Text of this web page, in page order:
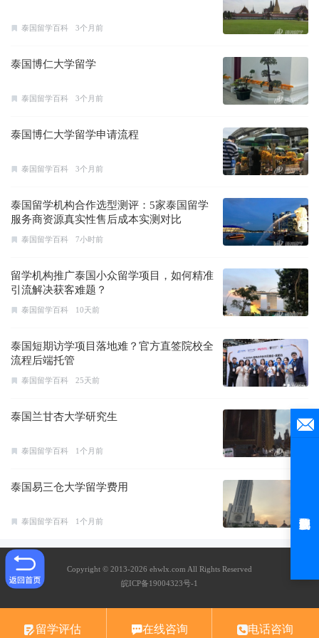
泰国留学百科 3个月前
泰国博仁大学留学
泰国留学百科 3个月前
泰国博仁大学留学申请流程
泰国留学百科 3个月前
泰国留学机构合作选型测评：5家泰国留学
服务商资源真实性售后成本实测对比
泰国留学百科 7小时前
留学机构推广泰国小众留学项目，如何精准
引流解决获客难题？
泰国留学百科 10天前
泰国短期访学项目落地难？官方直签院校全
流程后端托管
泰国留学百科 25天前
泰国兰甘杏大学研究生
泰国留学百科 1个月前
泰国易三仓大学留学费用
泰国留学百科 1个月前
Copyright © 2013-2026 ehwlx.com All Rights Reserved
皖ICP备19004323号-1
留学评估 在线咨询 电话咨询